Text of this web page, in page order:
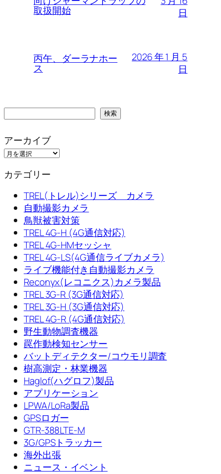
取扱開始
日
丙午、ダーラナホー
ス
2026 年 1 月 5
日
検索
アーカイブ
カテゴリー
TREL(トレル)シリーズ カメラ
自動撮影カメラ
鳥獣被害対策
TREL 4G-H (4G通信対応)
TREL 4G-HMセッシャ
TREL 4G-LS(4G通信ライブカメラ)
ライブ機能付き自動撮影カメラ
Reconyx(レコニクス)カメラ製品
TREL 3G-R (3G通信対応)
TREL 3G-H (3G通信対応)
TREL 4G-R (4G通信対応)
野生動物調査機器
罠作動検知センサー
バットディテクター/コウモリ調査
樹高測定・林業機器
Haglof(ハグロフ)製品
アプリケーション
LPWA/LoRa製品
GPSロガー
GTR-388LTE-M
3G/GPSトラッカー
海外出張
ニュース・イベント